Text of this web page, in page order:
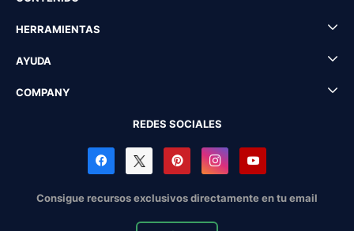
HERRAMIENTAS
AYUDA
COMPANY
REDES SOCIALES
Consigue recursos exclusivos directamente en tu email